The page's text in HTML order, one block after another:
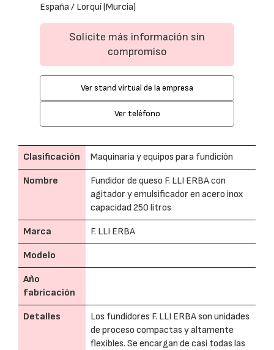
España / Lorquí (Murcia)
Solicite más información sin
compromiso
Ver stand virtual de la empresa
Ver teléfono
Clasificación Maquinaria y equipos para fundición
Nombre
Fundidor de queso F. LLI ERBA con
agitador y emulsificador en acero inox
capacidad 250 litros
Marca F. LLI ERBA
Modelo
Año
fabricación
Detalles
Los fundidores F. LLI ERBA son unidades
de proceso compactas y altamente
flexibles. Se encargan de casi todas las